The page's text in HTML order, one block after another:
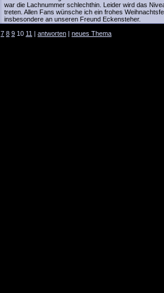
war die Lachnummer schlechthin. Leider wird das
treten. Allen Fans wünsche ich ein frohes
insbesondere an unseren Freund Eckensteher.
7 8 9 10 11 | antworten | neues Thema